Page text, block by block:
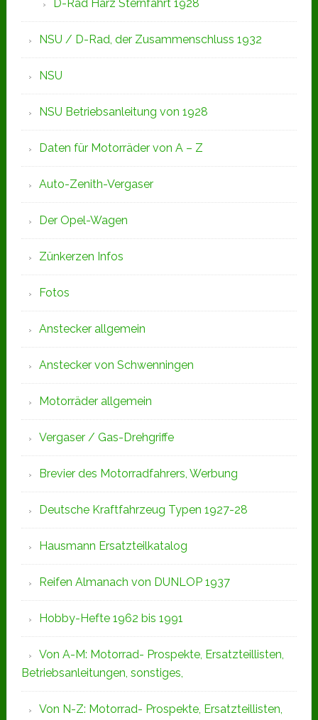
D-Rad Harz Sternfahrt 1928
NSU / D-Rad, der Zusammenschluss 1932
NSU
NSU Betriebsanleitung von 1928
Daten für Motorräder von A – Z
Auto-Zenith-Vergaser
Der Opel-Wagen
Zünkerzen Infos
Fotos
Anstecker allgemein
Anstecker von Schwenningen
Motorräder allgemein
Vergaser / Gas-Drehgriffe
Brevier des Motorradfahrers, Werbung
Deutsche Kraftfahrzeug Typen 1927-28
Hausmann Ersatzteilkatalog
Reifen Almanach von DUNLOP 1937
Hobby-Hefte 1962 bis 1991
Von A-M: Motorrad- Prospekte, Ersatzteillisten,
Betriebsanleitungen, sonstiges,
Von N-Z: Motorrad- Prospekte, Ersatzteillisten,